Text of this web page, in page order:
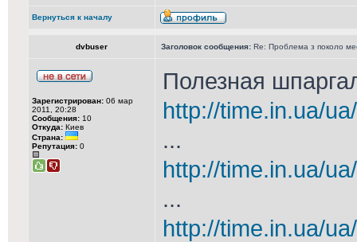
Вернуться к началу
dvbuser Заголовок сообщения: Re: Проблема з поколо
Зарегистрирован: 06 мар
2011, 20:28
Сообщения: 10
Откуда: Киев
Страна:
Репутация: 0
Полезная
http://time.in.ua/ua/
...
http://time.in.ua/
...
http://time.in.ua/